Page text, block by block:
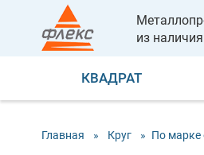
из
КВАДРАТ
Главная » Круг » По марке